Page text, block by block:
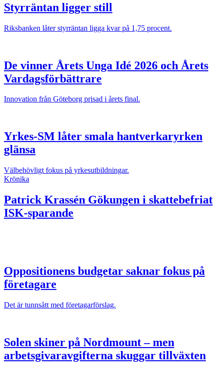
Styrräntan ligger still
Riksbanken låter styrräntan ligga kvar på 1,75 procent.
De vinner Årets Unga Idé 2026 och Årets
Vardagsförbättrare
Innovation från Göteborg prisad i årets final.
Yrkes-SM låter smala hantverkaryrken
glänsa
Välbehövligt fokus på yrkesutbildningar.
Krönika
Patrick Krassén Gökungen i skattebefriat
ISK-sparande
Oppositionens budgetar saknar fokus på
företagare
Det är tunnsått med företagarförslag.
Solen skiner på Nordmount – men
arbetsgivaravgifterna skuggar tillväxten